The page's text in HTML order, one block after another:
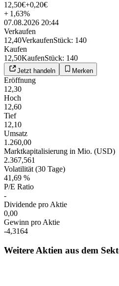
12,50€+0,20€
+ 1,63%
07.08.2026 20:44
Verkaufen
12,40VerkaufenStück: 140
Kaufen
12,50KaufenStück: 140
Jetzt handeln Merken
Eröffnung
12,30
Hoch
12,60
Tief
12,10
Umsatz
1.260,00
Marktkapitalisierung in Mio. (USD)
2.367,561
Volatilität (30 Tage)
41,69 %
P/E Ratio
-
Dividende pro Aktie
0,00
Gewinn pro Aktie
-4,3164
Weitere Aktien aus dem